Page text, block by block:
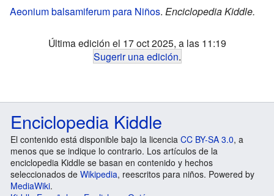
Aeonium balsamiferum para Niños. Enciclopedia Kiddle.
Última edición el 17 oct 2025, a las 11:19
Sugerir una edición.
Enciclopedia Kiddle
El contenido está disponible bajo la licencia CC BY-SA 3.0, a
menos que se indique lo contrario. Los artículos de la
enciclopedia Kiddle se basan en contenido y hechos
seleccionados de Wikipedia, reescritos para niños. Powered by
MediaWiki.